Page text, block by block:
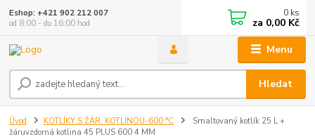
Menu
Hledat
Eshop: +421 902 212 007
od 8:00 - do 16:00 hod
0 ks
za 0,00 Kč
Úvod KOTLÍKY S ŽÁR. KOTLINOU-600 °C
Smaltovaný kotlík 25 L +
žáruvzdorná kotlina 45 PLUS 600 4 MM